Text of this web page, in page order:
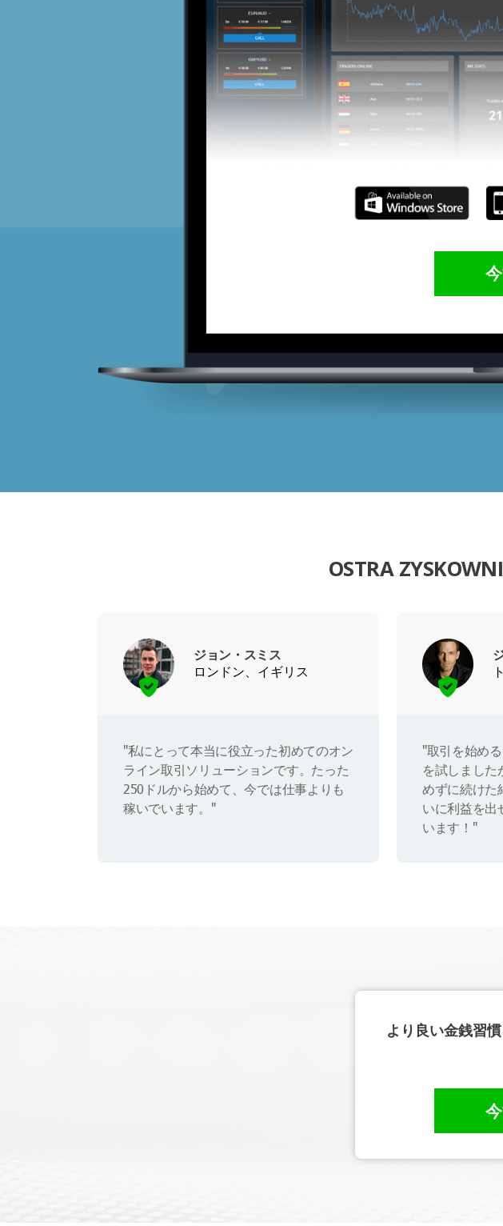
OSTRA
ジョン・スミス
ロンドン、イギリス
"私にとって本当に役立った初めてのオン
ライン取引ソリューションです。たった
250ドルから始めて、今では仕事よりも
稼いでいます。"
"取引を始め
を試しました
めずに続けた
いに利益を出
います！"
より良い金銭習